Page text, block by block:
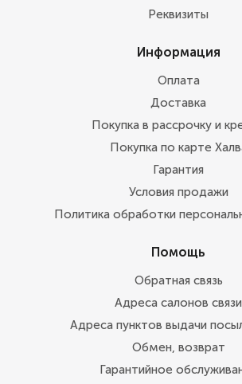
Реквизиты
Информация
Оплата
Доставка
Покупка в рассрочку и
Покупка по карте
Гарантия
Условия продажи
Политика обработки
Помощь
Обратная связь
Адреса салонов связи
Адреса пунктов выдачи
Обмен, возврат
Гарантийное